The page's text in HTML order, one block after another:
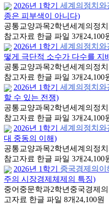
2026년 1학기
세계의정치와
종은 피부색이 아니다)
공통교양과목2학년세계의정
참고자료 한글 파일 3개 24,100
2026년 1학기
세계의정치와
떻게 극단적 소수가 다수를 지
공통교양과목2학년세계의정
참고자료 한글 파일 3개 24,100
2026년 1학기
세계의정치와
할 수 있는 전쟁)
공통교양과목2학년세계의정
참고자료 한글 파일 3개 24,100
2026년 1학기
세계의정치와
대 중동의 이해)
공통교양과목2학년세계의정
참고자료 한글 파일 3개 24,100
2026년 1학기
중국경제의이
주의 시장경제체제의 특징)
중어중문학과2학년 중국경제
고자료 한글 파일 8개 24,100원